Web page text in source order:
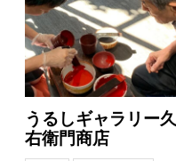
うるしギャラリー久
右衛門商店